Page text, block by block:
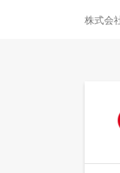
株式会